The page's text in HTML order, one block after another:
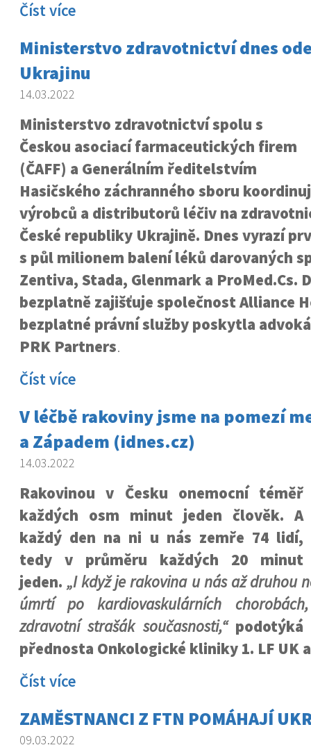
Číst více
Ministerstvo zdravotnictví dnes
Ukrajinu
14.03.2022
Ministerstvo zdravotnictví spolu s
Českou asociací farmaceutických firem
(ČAFF) a Generálním ředitelstvím
Hasičského záchranného sboru
výrobců a distributorů léčiv na
České republiky Ukrajině. Dnes vyrazí
s půl milionem balení léků darovaných
Zentiva, Stada, Glenmark a ProMed.Cs.
bezplatně zajišťuje společnost Alliance
bezplatné právní služby poskytla
PRK Partners.
Číst více
V léčbě rakoviny jsme na pomezí
a Západem (idnes.cz)
14.03.2022
Rakovinou v Česku onemocní téměř
každých osm minut jeden člověk. A
každý den na ni u nás zemře 74 lidí,
tedy v průměru každých 20 minut
jeden. „I když je rakovina u nás až druhou
úmrtí po kardiovaskulárních
zdravotní strašák současnosti,“podotýká
přednosta Onkologické kliniky 1. LF UK
Číst více
ZAMĚSTNANCI Z FTN POMÁHAJÍ
09.03.2022